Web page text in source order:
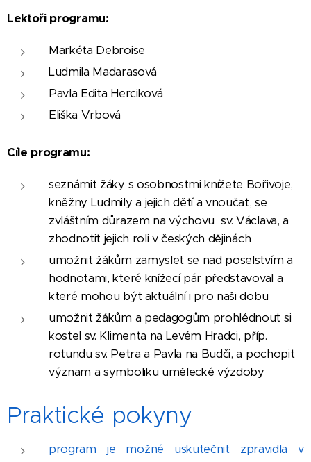
Lektoři programu:
Markéta Debroise
Ludmila Madarasová
Pavla Edita Herciková
Eliška Vrbová
Cíle programu:
seznámit žáky s osobnostmi knížete Bořivoje,
kněžny Ludmily a jejich dětí a vnoučat, se
zvláštním důrazem na výchovu sv. Václava, a
zhodnotit jejich roli v českých dějinách
umožnit žákům zamyslet se nad poselstvím a
hodnotami, které knížecí pár představoval a
které mohou být aktuální i pro naši dobu
umožnit žákům a pedagogům prohlédnout si
kostel sv. Klimenta na Levém Hradci, příp.
rotundu sv. Petra a Pavla na Budči, a pochopit
význam a symboliku umělecké výzdoby
Praktické pokyny
program je možné uskutečnit zpravidla v